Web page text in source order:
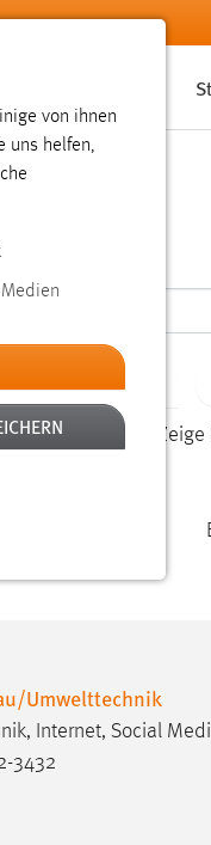
ÜBER EIN JAHR
gefunden.
Umwelttechnik
Internet, Social
3432
von ihnen
uns helfen,
Optionen